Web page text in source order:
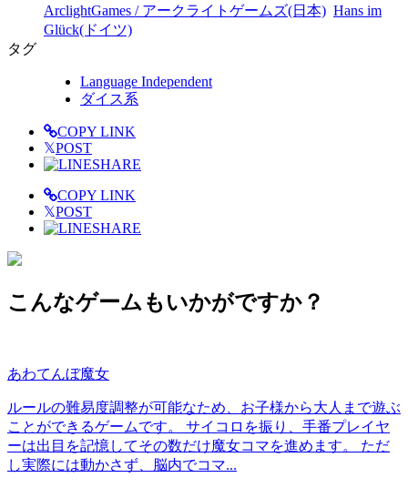
ArclightGames / アークライトゲームズ(日本) Hans im
Glück(ドイツ)
タグ
Language Independent
ダイス系
COPY LINK
𝕏POST
SHARE
COPY LINK
𝕏POST
SHARE
こんなゲームもいかがですか？
あわてんぼ魔女
ルールの難易度調整が可能なため、お子様から大人まで遊ぶ
ことができるゲームです。 サイコロを振り、手番プレイヤ
ーは出目を記憶してその数だけ魔女コマを進めます。 ただ
し実際には動かさず、脳内でコマ...